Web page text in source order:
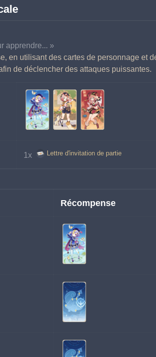
apprendre... »
en utilisant des cartes de personnage et
de déclencher des attaques puissantes.
1x Lettre d'invitation de partie
Récompense